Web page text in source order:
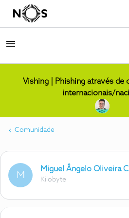
Vishing | Phishing através de
internacionais/
Comunidade
M
Miguel Ângelo Oliveira
Kilobyte